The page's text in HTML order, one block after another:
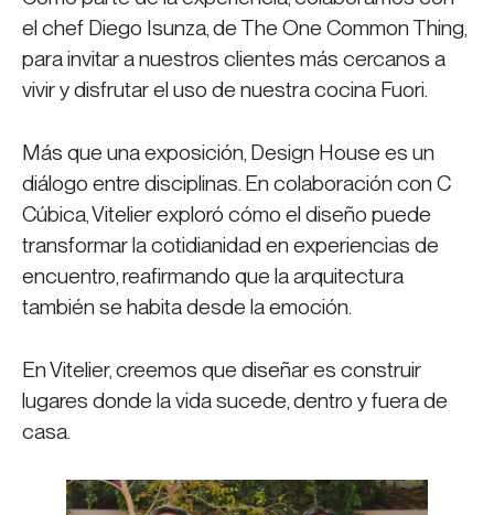
el chef Diego Isunza, de The One Common Thing,
para invitar a nuestros clientes más cercanos a
vivir y disfrutar el uso de nuestra cocina Fuori.
Más que una exposición, Design House es un
diálogo entre disciplinas. En colaboración con C
Cúbica, Vitelier exploró cómo el diseño puede
transformar la cotidianidad en experiencias de
encuentro, reafirmando que la arquitectura
también se habita desde la emoción.
En Vitelier, creemos que diseñar es construir
lugares donde la vida sucede, dentro y fuera de
casa.